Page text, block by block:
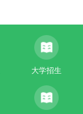
大学招生